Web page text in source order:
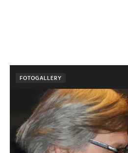
FOTOGALLERY